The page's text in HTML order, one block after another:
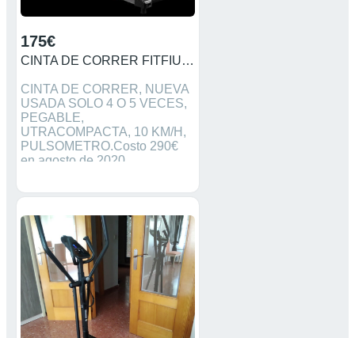
175€
CINTA DE CORRER FITFIU PLEGABLE, UTRACOMPACTA,
CINTA DE CORRER, NUEVA
USADA SOLO 4 O 5 VECES,
PEGABLE,
UTRACOMPACTA, 10 KM/H,
PULSOMETRO.Costo 290€
en agosto de 2020.